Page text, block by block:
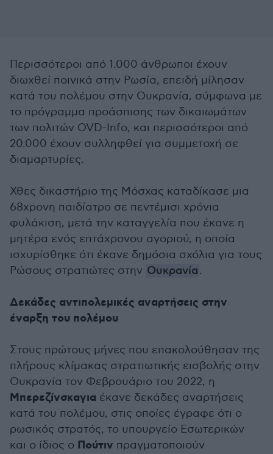
Περισσότεροι από 1.000 άνθρωποι έχουν
διωχθεί ποινικά στην Ρωσία, επειδή μίλησαν
κατά του πολέμου στην Ουκρανία, σύμφωνα με
το πρόγραμμα προάσπισης των δικαιωμάτων
των πολιτών OVD-Info, και περισσότεροι από
20.000 έχουν συλληφθεί για συμμετοχή σε
διαμαρτυρίες.
Χθες δικαστήριο της Μόσχας καταδίκασε μια
68χρονη παιδίατρο σε πεντέμισι χρόνια
φυλάκιση, μετά την καταγγελία που έκανε η
μητέρα ενός επτάχρονου αγοριού, η οποία
ισχυρίσθηκε ότι έκανε δημόσια σχόλια για τους
Ρώσους στρατιώτες στην Ουκρανία.
Δεκάδες αντιπολεμικές αναρτήσεις στην
έναρξη του πολέμου
Στους πρώτους μήνες που επακολούθησαν της
πλήρους κλίμακας στρατιωτικής εισβολής στην
Ουκρανία τον Φεβρουάριο του 2022, η
Μπερεζίνσκαγια έκανε δεκάδες αναρτήσεις
κατά του πολέμου, στις οποίες έγραφε ότι ο
ρωσικός στρατός, το υπουργείο Εσωτερικών
και ο ίδιος ο Πούτιν πραγματοποιούν